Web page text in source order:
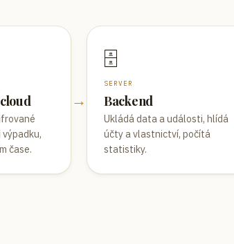
čase.
→
🗄️
SERVER
Backend
Ukládá data a události, hlídá
účty a vlastnictví, počítá
statistiky.